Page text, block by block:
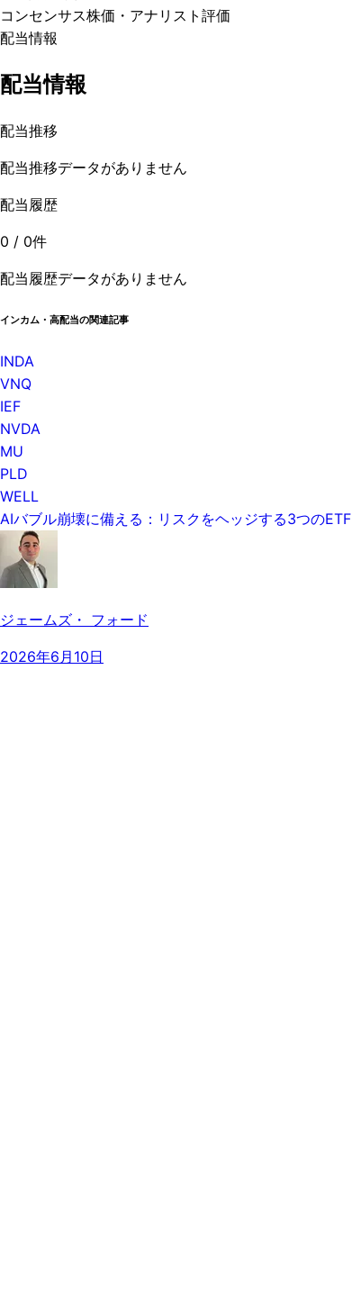
コンセンサス株価 ・アナリスト評価
配当情報
配当情報
配当推移
配当推移データがありません
配当履歴
0 / 0件
配当履歴データがありません
インカム・高配当の関連記事
INDA
VNQ
IEF
NVDA
MU
PLD
WELL
AIバブル崩壊に備える：リスクをヘッジする3つのETF
ジェームズ・ フォード
2026年6月10日